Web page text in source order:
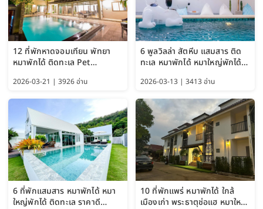
12 ที่พักหาดจอมเทียน พัทยา
หมาพักได้ ติดทะเล Pet
พักได้ อัปเดต 2569
2026-03-21 | 3926 อ่าน
6 พูลวิลล่า สัตหีบ แสมสาร ติด
ทะเล หมาพักได้ หมาใหญ่พักได้
2026-03-13 | 3413 อ่าน
6 ที่พักแสมสาร หมาพักได้ หมา
ใหญ่พักได้ ติดทะเล ราคาดี
10 ที่พักแพร่ หมาพักได้ ใกล้
เมืองเก่า พระธาตุช่อแฮ หมาใหญ่